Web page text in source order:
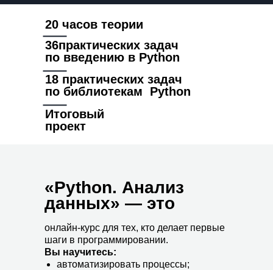
36практических задач
по введению в Python
18 практических задач
по библиотекам Python
Итоговый
проект
20 часов теории
«Python. Анализ
данных» — это
онлайн-курс для тех, кто делает первые
шаги в программировании.
Вы научитесь:
автоматизировать процессы;